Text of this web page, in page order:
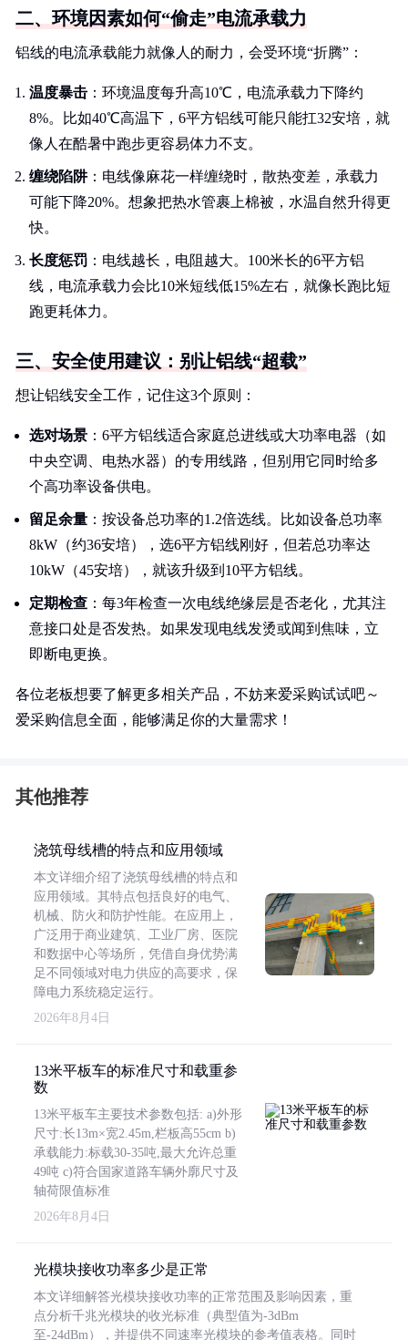
二、环境因素如何“偷走”电流承载力
铝线的电流承载能力就像人的耐力，会受环境“折腾”：
温度暴击 ：环境温度每升高10℃，电流承载力下降约
8%。比如40℃高温下，6平方铝线可能只能扛32安培，就
像人在酷暑中跑步更容易体力不支。
缠绕陷阱：电线像麻花一样缠绕时，散热变差，承载力
可能下降20%。想象把热水管裹上棉被，水温自然升得更
快。
长度惩罚 ：电线越长，电阻越大。100米长的6平方铝
线，电流承载力会比10米短线低15%左右，就像长跑比短
跑更耗体力。
三、安全使用建议：别让铝线“超载”
想让铝线安全工作，记住这3个原则：
选对场景 ：6平方铝线适合家庭总进线或大功率电器（如
中央空调、电热水器）的专用线路，但别用它同时给多
个高功率设备供电。
留足余量 ：按设备总功率的1.2倍选线。比如设备总功率
8kW（约36安培），选6平方铝线刚好，但若总功率达
10kW（45安培），就该升级到10平方铝线。
定期检查 ：每3年检查一次电线绝缘层是否老化，尤其注
意接口处是否发热。如果发现电线发烫或闻到焦味，立
即断电更换。
各位老板想要了解更多相关产品，不妨来爱采购试试吧～
爱采购信息全面，能够满足你的大量需求！
其他推荐
浇筑母线槽的特点和应用领域
本文详细介绍了浇筑母线槽的特点和
应用领域。其特点包括良好的电气、
机械、防火和防护性能。在应用上，
广泛用于商业建筑、工业厂房、医院
和数据中心等场所，凭借自身优势满
足不同领域对电力供应的高要求，保
障电力系统稳定运行。
2026年8月4日
13米平板车的标准尺寸和载重参
数
13米平板车主要技术参数包括: a)外形
尺寸:长13m×宽2.45m,栏板高55cm b)
承载能力:标载30-35吨,最大允许总重
49吨 c)符合国家道路车辆外廓尺寸及
轴荷限值标准
2026年8月4日
光模块接收功率多少是正常
本文详细解答光模块接收功率的正常范围及影响因素，重
点分析千兆光模块的收光标准（典型值为-3dBm
至-24dBm），并提供不同速率光模块的参考值表格。同时